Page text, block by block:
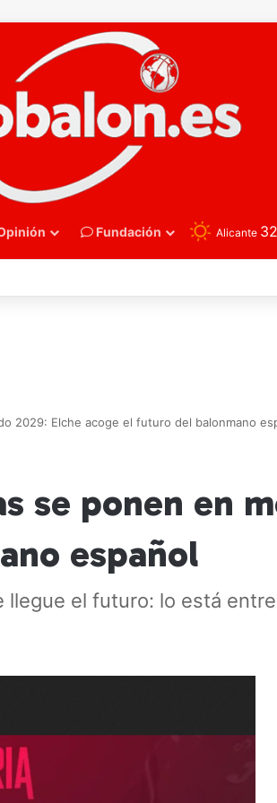
Fundación Alicante 32
para otra gran noche de la Roja ante
2029: Elche acoge el futuro del balonmano
se ponen en
español
llegue el futuro: lo está